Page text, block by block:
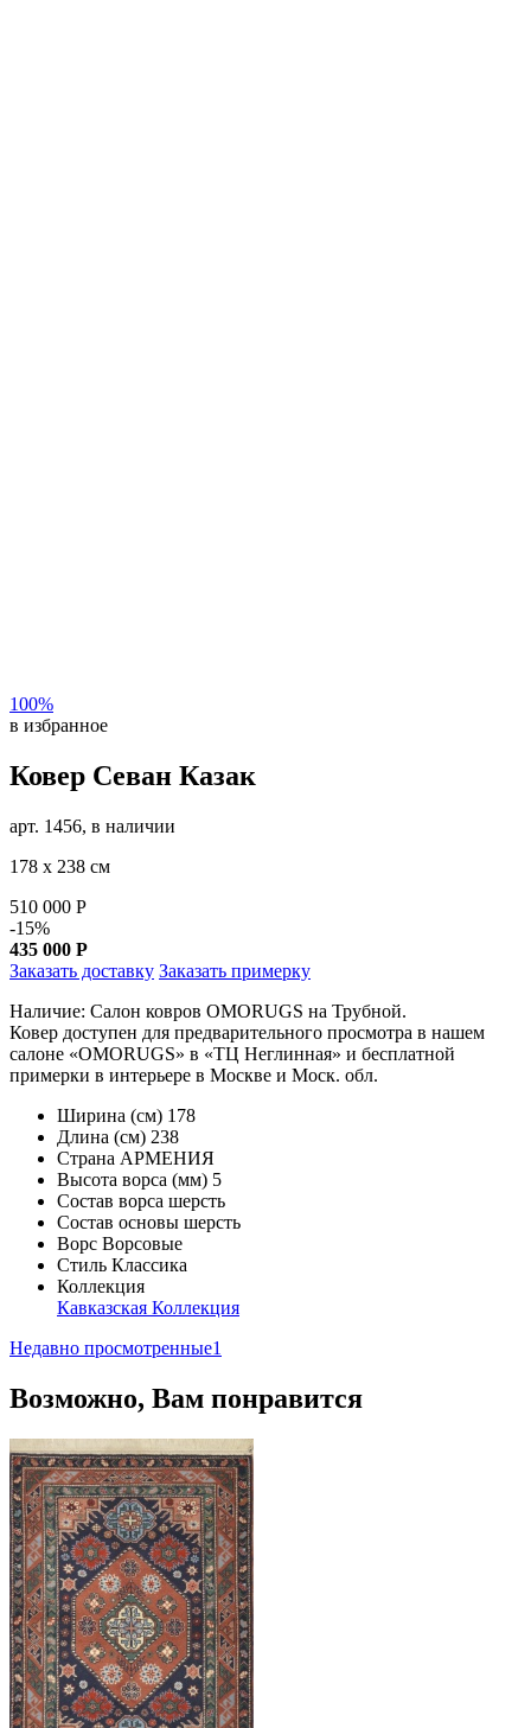
100%
в избранное
Ковер Севан Казак
арт. 1456, в наличии
178 х 238 см
510 000 Р
-15%
435 000 Р
Заказать доставку Заказать примерку
Наличие: Салон ковров OMORUGS на Трубной.
Ковер доступен для предварительного просмотра в нашем
салоне «OMORUGS» в «ТЦ Неглинная» и бесплатной
примерки в интерьере в Москве и Моск. обл.
Ширина (см) 178
Длина (см) 238
Страна АРМЕНИЯ
Высота ворса (мм) 5
Состав ворса шерсть
Состав основы шерсть
Ворс Ворсовые
Стиль Классика
Коллекция
Кавказская Коллекция
Недавно просмотренные1
Возможно, Вам понравится